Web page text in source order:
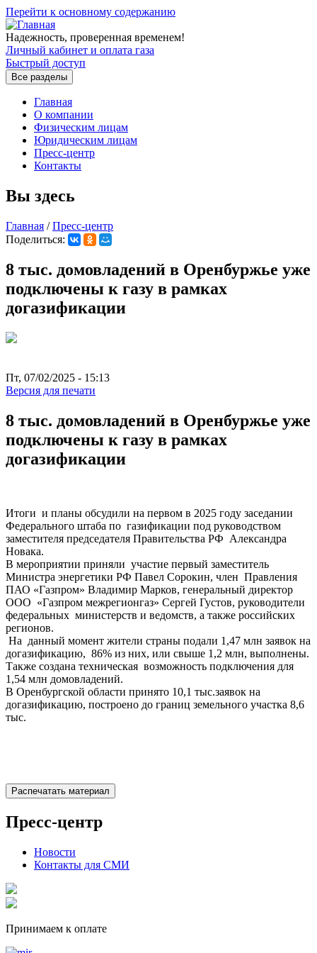
Перейти к основному содержанию
Надежность, проверенная временем!
Личный кабинет и оплата газа
Быстрый доступ
Все разделы
Главная
О компании
Физическим лицам
Юридическим лицам
Пресс-центр
Контакты
Вы здесь
Главная / Пресс-центр
Поделиться:
8 тыс. домовладений в Оренбуржье уже
подключены к газу в рамках
догазификации
Пт, 07/02/2025 - 15:13
Версия для печати
8 тыс. домовладений в Оренбуржье уже
подключены к газу в рамках
догазификации
Итоги и планы обсудили на первом в 2025 году заседании
Федерального штаба по газификации под руководством
заместителя председателя Правительства РФ Александра
Новака.
В мероприятии приняли участие первый заместитель
Министра энергетики РФ Павел Сорокин, член Правления
ПАО «Газпром» Владимир Марков, генеральный директор
ООО «Газпром межрегионгаз» Сергей Густов, руководители
федеральных министерств и ведомств, а также российских
регионов.
На данный момент жители страны подали 1,47 млн заявок на
догазификацию, 86% из них, или свыше 1,2 млн, выполнены.
Также создана техническая возможность подключения для
1,54 млн домовладений.
В Оренбургской области принято 10,1 тыс.заявок на
догазификацию, построено до границ земельного участка 8,6
тыс.
Распечатать материал
Пресс-центр
Новости
Контакты для СМИ
Принимаем к оплате